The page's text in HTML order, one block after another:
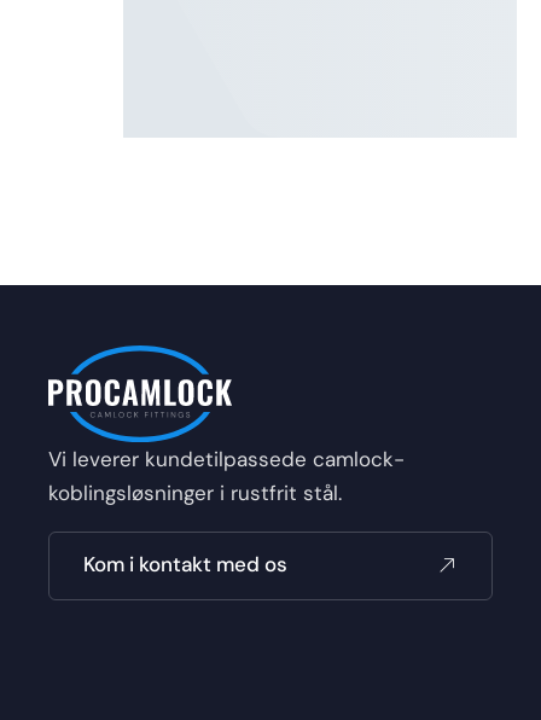
Vi leverer kundetilpassede camlock-
koblingsløsninger i rustfrit stål.
Kom i kontakt med os